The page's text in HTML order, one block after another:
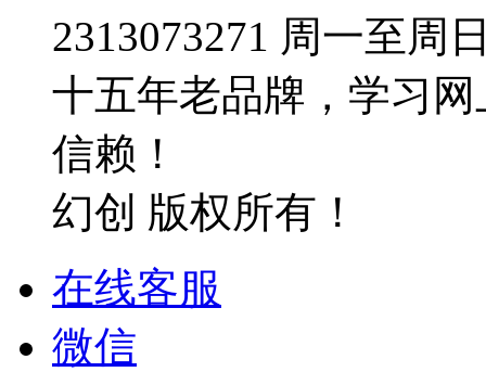
2313073271 周一至周
十五年老品牌，学习
信赖！
幻创 版权所有！
在线客服
微信